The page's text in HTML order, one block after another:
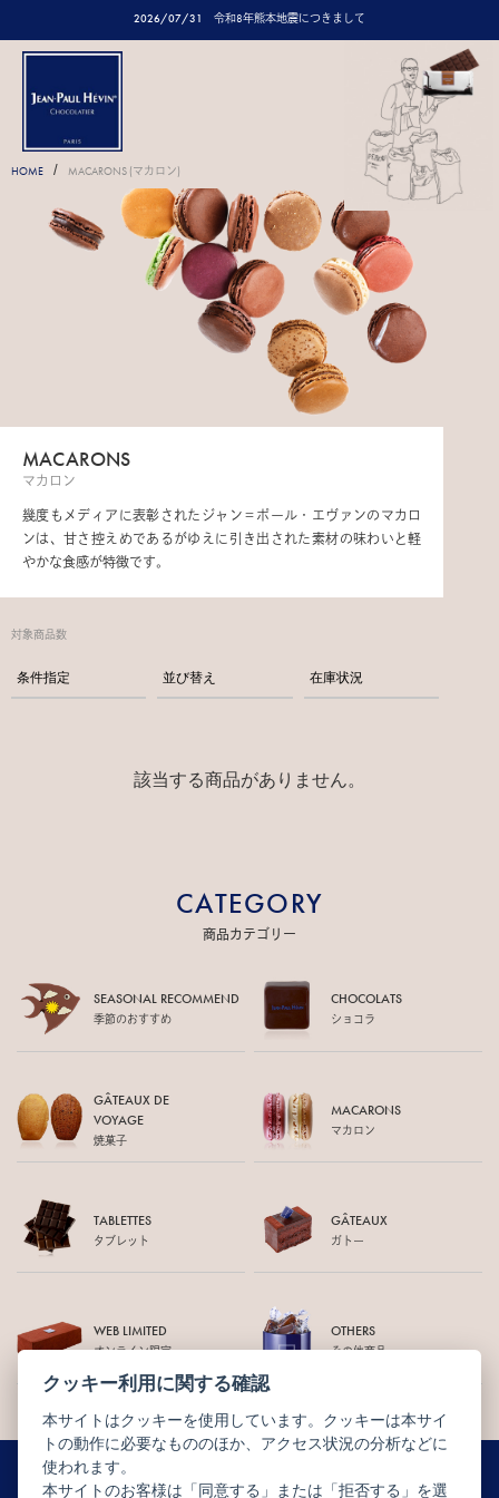
2026/07/31 令和8年熊本地震につきまして
HOME / MACARONS (マカロン)
MACARONS
マカロン
幾度もメディアに表彰されたジャン＝ポール・エヴァンのマカロ
ンは、甘さ控えめであるがゆえに引き出された素材の味わいと軽
やかな食感が特徴です。
対象商品数
条件指定 並び替え 在庫状況
該当する商品がありません。
CATEGORY
商品カテゴリー
SEASONAL RECOMMEND
季節のおすすめ
CHOCOLATS
ショコラ
GÂTEAUX DE
VOYAGE
焼菓子
MACARONS
マカロン
TABLETTES
タブレット
GÂTEAUX
ガトー
WEB LIMITED
オンライン限定
OTHERS
その他商品
クッキー利用に関する確認
本サイトはクッキーを使用しています。クッキーは本サイ
トの動作に必要なもののほか、アクセス状況の分析などに
使われます。
本サイトのお客様は「同意する」または「拒否する」を選